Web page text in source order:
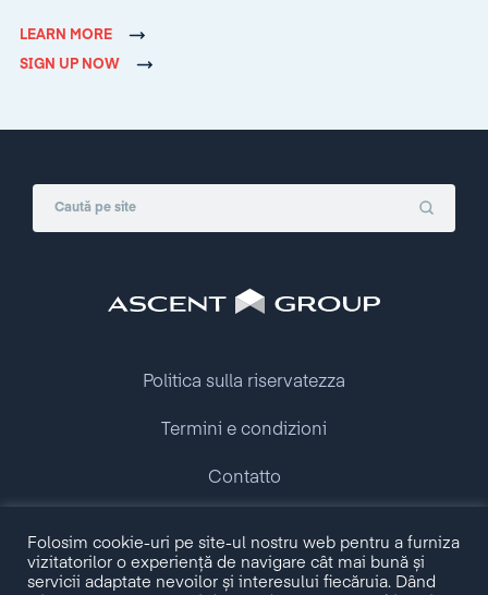
LEARN MORE
SIGN UP NOW
Copyright © 2009 - 2026 Ascent Group.
All rights reserved.
Politica sulla riservatezza
Termini e condizioni
Contatto
Folosim cookie-uri pe site-ul nostru web pentru a furniza
vizitatorilor o experiență de navigare cât mai bună și
servicii adaptate nevoilor și interesului fiecăruia. Dând